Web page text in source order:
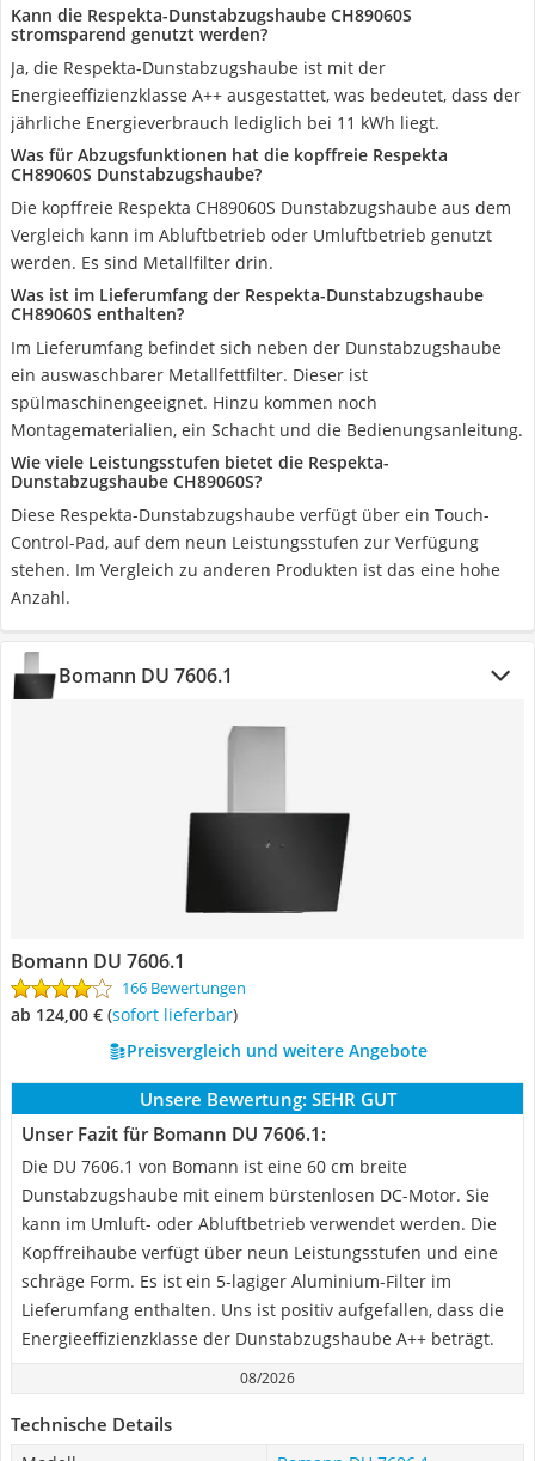
Kann die Respekta-Dunstabzugshaube CH89060S
stromsparend genutzt werden?
Ja, die Respekta-Dunstabzugshaube ist mit der
Energieeffizienzklasse A++ ausgestattet, was bedeutet, dass der
jährliche Energieverbrauch lediglich bei 11 kWh liegt.
Was für Abzugsfunktionen hat die kopffreie Respekta
CH89060S Dunstabzugshaube?
Die kopffreie Respekta CH89060S Dunstabzugshaube aus dem
Vergleich kann im Abluftbetrieb oder Umluftbetrieb genutzt
werden. Es sind Metallfilter drin.
Was ist im Lieferumfang der Respekta-Dunstabzugshaube
CH89060S enthalten?
Im Lieferumfang befindet sich neben der Dunstabzugshaube
ein auswaschbarer Metallfettfilter. Dieser ist
spülmaschinengeeignet. Hinzu kommen noch
Montagematerialien, ein Schacht und die Bedienungsanleitung.
Wie viele Leistungsstufen bietet die Respekta-
Dunstabzugshaube CH89060S?
Diese Respekta-Dunstabzugshaube verfügt über ein Touch-
Control-Pad, auf dem neun Leistungsstufen zur Verfügung
stehen. Im Vergleich zu anderen Produkten ist das eine hohe
Anzahl.
Bomann DU 7606.1
Bomann DU 7606.1
166 Bewertungen
ab 124,00 € ( Sofort lieferbar)
Preisvergleich und weitere Angebote
Unsere Bewertung: SEHR GUT
Unser Fazit für Bomann DU 7606.1:
Die DU 7606.1 von Bomann ist eine 60 cm breite
Dunstabzugshaube mit einem bürstenlosen DC-Motor. Sie
kann im Umluft- oder Abluftbetrieb verwendet werden. Die
Kopffreihaube verfügt über neun Leistungsstufen und eine
schräge Form. Es ist ein 5-lagiger Aluminium-Filter im
Lieferumfang enthalten. Uns ist positiv aufgefallen, dass die
Energieeffizienzklasse der Dunstabzugshaube A++ beträgt.
08/2026
Technische Details